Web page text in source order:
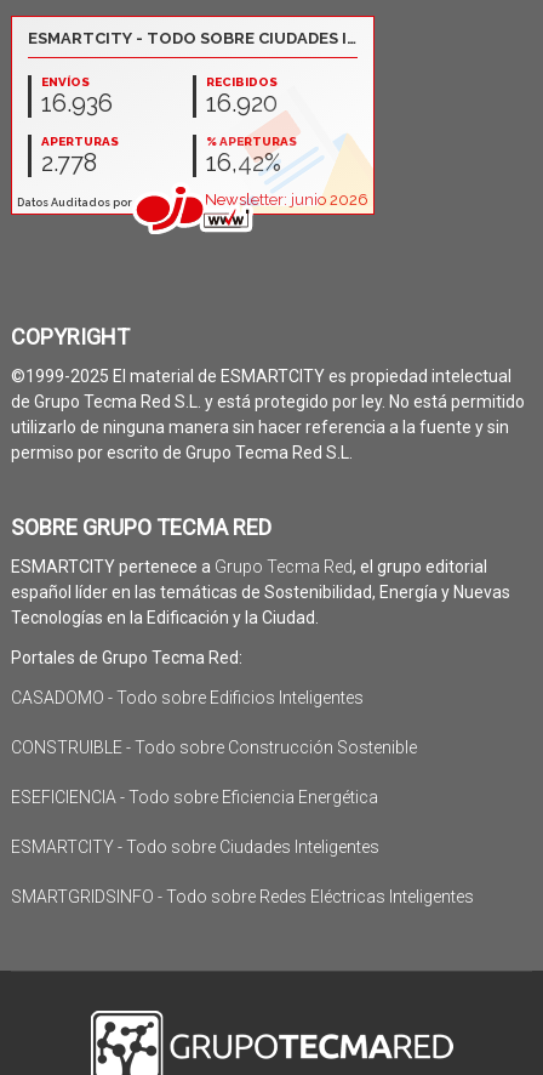
COPYRIGHT
©1999-2025 El material de ESMARTCITY es propiedad intelectual
de Grupo Tecma Red S.L. y está protegido por ley. No está permitido
utilizarlo de ninguna manera sin hacer referencia a la fuente y sin
permiso por escrito de Grupo Tecma Red S.L.
SOBRE GRUPO TECMA RED
ESMARTCITY pertenece a Grupo Tecma Red, el grupo editorial
español líder en las temáticas de Sostenibilidad, Energía y Nuevas
Tecnologías en la Edificación y la Ciudad.
Portales de Grupo Tecma Red:
CASADOMO - Todo sobre Edificios Inteligentes
CONSTRUIBLE - Todo sobre Construcción Sostenible
ESEFICIENCIA - Todo sobre Eficiencia Energética
ESMARTCITY - Todo sobre Ciudades Inteligentes
SMARTGRIDSINFO - Todo sobre Redes Eléctricas Inteligentes